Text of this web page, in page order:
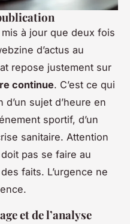
mis à jour que deux fois
d’actus au
repose justement sur
continue. C’est ce qui
sujet d’heure en
sportif, d’un
sanitaire. Attention
pas se faire au
faits. L’urgence ne
et de l’analyse